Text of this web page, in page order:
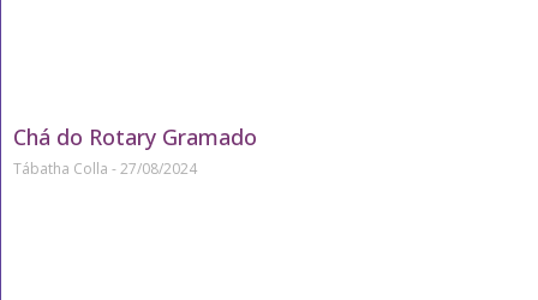
Chá do Rotary Gramado
Tábatha Colla 27/08/2024